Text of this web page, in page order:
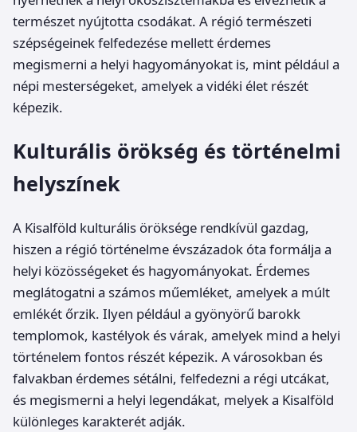
természet nyújtotta csodákat. A régió természeti
szépségeinek felfedezése mellett érdemes
megismerni a helyi hagyományokat is, mint például a
népi mesterségeket, amelyek a vidéki élet részét
képezik.
Kulturális örökség és történelmi
helyszínek
A Kisalföld kulturális öröksége rendkívül gazdag,
hiszen a régió történelme évszázadok óta formálja a
helyi közösségeket és hagyományokat. Érdemes
meglátogatni a számos műemléket, amelyek a múlt
emlékét őrzik. Ilyen például a gyönyörű barokk
templomok, kastélyok és várak, amelyek mind a helyi
történelem fontos részét képezik. A városokban és
falvakban érdemes sétálni, felfedezni a régi utcákat,
és megismerni a helyi legendákat, melyek a Kisalföld
különleges karakterét adják.